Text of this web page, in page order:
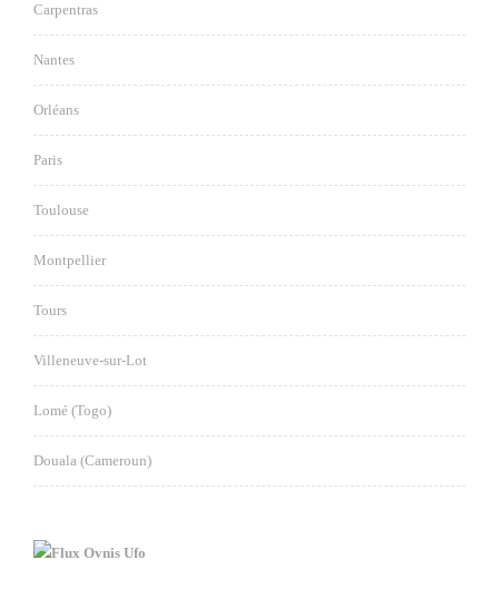
Carpentras
Nantes
Orléans
Paris
Toulouse
Montpellier
Tours
Villeneuve-sur-Lot
Lomé (Togo)
Douala (Cameroun)
Ovnis Ufo